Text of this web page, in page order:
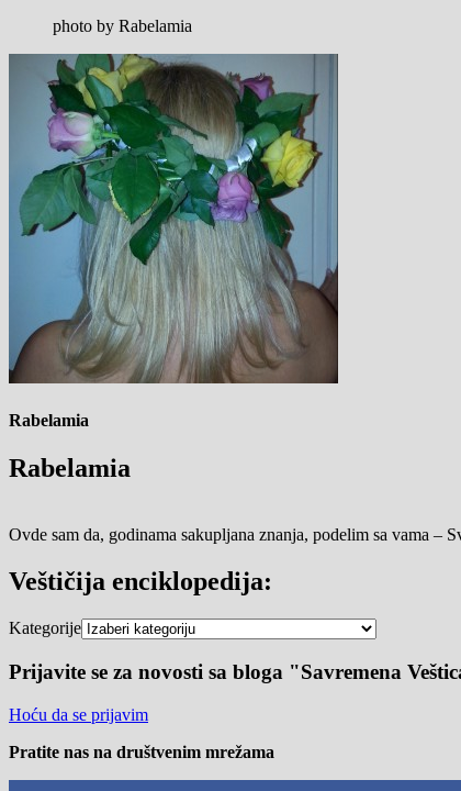
photo by Rabelamia
Rabelamia
Rabelamia
Ovde sam da, godinama sakupljana znanja, podelim sa vama –
Veštičija enciklopedija:
Kategorije
Prijavite se za novosti sa bloga "Savremena
Hoću da se prijavim
Pratite nas na društvenim mrežama